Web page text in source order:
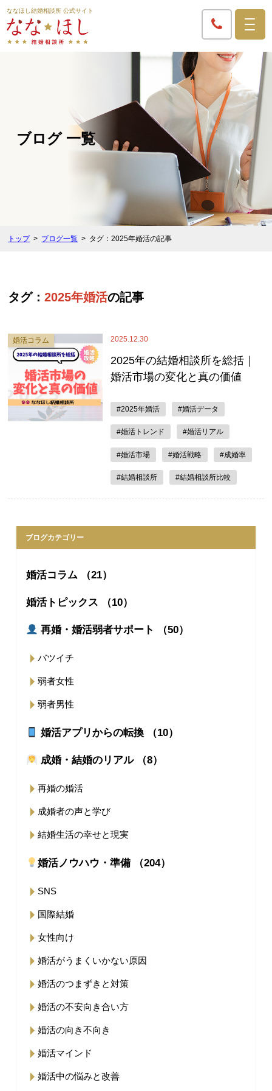
ななほし結婚相談所 公式サイト
ブログ 一覧
トップ ブログ一覧 タグ：2025年婚活の記事
タグ：2025年婚活の記事
2025.12.30
婚活コラム
2025年の結婚相談所を総括｜
婚活市場の変化と真の価値
#2025年婚活 #婚活データ
#婚活トレンド #婚活リアル
#婚活市場 #婚活戦略 #成婚率
#結婚相談所 #結婚相談所比較
ブログカテゴリー
婚活コラム （21）
婚活トピックス （10）
再婚・婚活弱者サポート （50）
バツイチ
弱者女性
弱者男性
婚活アプリからの転換 （10）
成婚・結婚のリアル （8）
再婚の婚活
成婚者の声と学び
結婚生活の幸せと現実
婚活ノウハウ・準備 （204）
SNS
国際結婚
女性向け
婚活がうまくいかない原因
婚活のつまずきと対策
婚活の不安向き合い方
婚活の向き不向き
婚活マインド
婚活中の悩みと改善